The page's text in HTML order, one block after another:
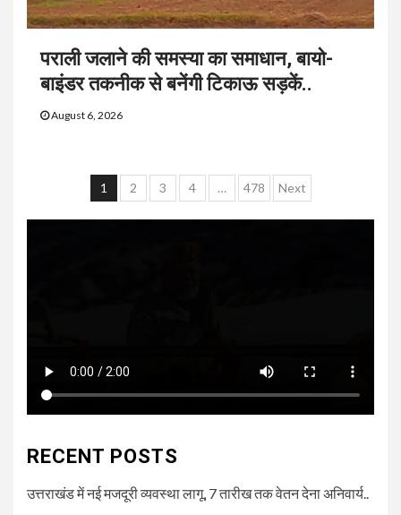
पराली जलाने की समस्या का समाधान, बायो-
बाइंडर तकनीक से बनेंगी टिकाऊ सड़कें..
August 6, 2026
Posts
navigation
1 2 3 4 … 478 Next
RECENT POSTS
उत्तराखंड में नई मजदूरी व्यवस्था लागू, 7 तारीख तक वेतन देना अनिवार्य..